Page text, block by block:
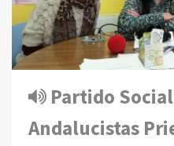
Partido
Andalucistas